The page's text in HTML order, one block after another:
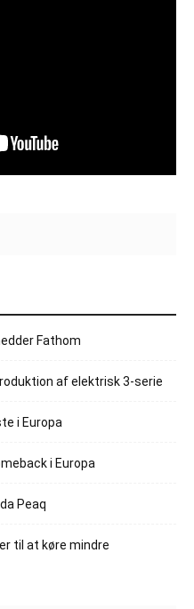
Fathom
af elektrisk 3-serie
i Europa
i Europa
Peaq
til at køre mindre